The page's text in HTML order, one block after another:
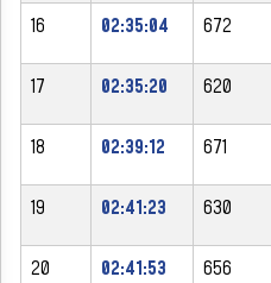
16 02:35:04 672
17 02:35:20 620
18 02:39:12 671
19 02:41:23 630
20 02:41:53 656